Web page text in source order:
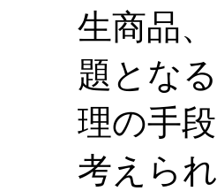
生商品
題とな
理の手
考えら